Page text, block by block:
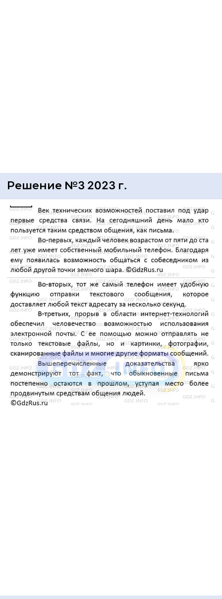
Решение №3 2023 г.